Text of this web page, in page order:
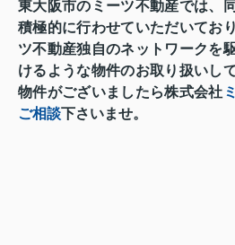
東大阪市のミーツ不動産では、
積極的に行わせていただいており
ツ不動産独自のネットワークを
けるような物件のお取り扱いし
物件がございましたら株式会社
ご相談下さいませ。